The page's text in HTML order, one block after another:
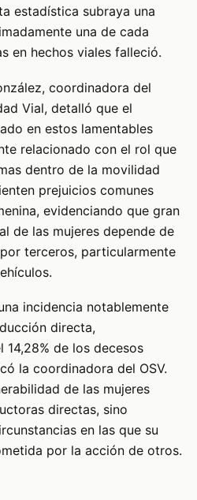
estadística subraya una
una de cada
en hechos viales falleció.
coordinadora del
Vial, detalló que el
en estos lamentables
relacionado con el rol que
dentro de la movilidad
prejuicios comunes
evidenciando que gran
de las mujeres depende de
terceros, particularmente
incidencia notablemente
directa,
14,28% de los decesos
la coordinadora del OSV.
de las mujeres
directas, sino
en las que su
por la acción de otros.